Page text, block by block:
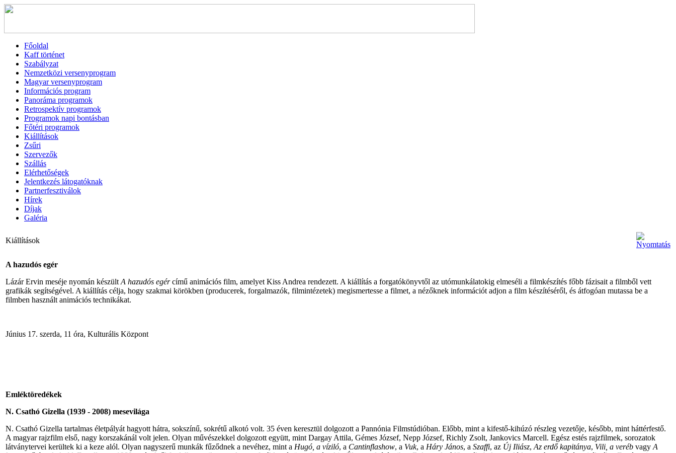
Főoldal
Kaff történet
Szabályzat
Nemzetközi versenyprogram
Magyar versenyprogram
Információs program
Panoráma programok
Retrospektív programok
Programok napi bontásban
Főtéri programok
Kiállítások
Zsűri
Szervezők
Szállás
Elérhetőségek
Jelentkezés látogatóknak
Partnerfesztiválok
Hírek
Díjak
Galéria
Kiállítások
A hazudós egér
Lázár Ervin meséje nyomán készült A hazudós egércímű animációs film, amelyet Kiss Andrea rendezett. A kiállítás a forgatókönyvtől az utómunkálatokig elmeséli a filmkészítés főbb fázisait a filmből vett
grafikák segítségével. A kiállítás célja, hogy szakmai körökben (producerek, forgalmazók, filmintézetek) megismertesse a filmet, a nézőknek információt adjon a film készítéséről, és átfogóan mutassa be a
filmben használt animációs technikákat.
Június 17. szerda, 11 óra, Kulturális Központ
Emléktöredékek
N. Csathó Gizella (1939 - 2008) mesevilága
N. Csathó Gizella tartalmas életpályát hagyott hátra, sokszínű, sokrétű alkotó volt. 35 éven keresztül dolgozott a Pannónia Filmstúdióban. Előbb, mint a kifestő-kihúzó részleg vezetője, később, mint háttérfestő.
A magyar rajzfilm első, nagy korszakánál volt jelen. Olyan művészekkel dolgozott együtt, mint Dargay Attila, Gémes József, Nepp József, Richly Zsolt, Jankovics Marcell. Egész estés rajzfilmek, sorozatok
látványtervei kerültek ki a keze alól. Olyan nagyszerű munkák fűződnek a nevéhez, mint a Hugó, a víziló, a Cantinflashow, a Vuk, a Háry János, a Szaffi, az Új Iliász, Az erdő kapitánya, Vili, a veréb vagy A